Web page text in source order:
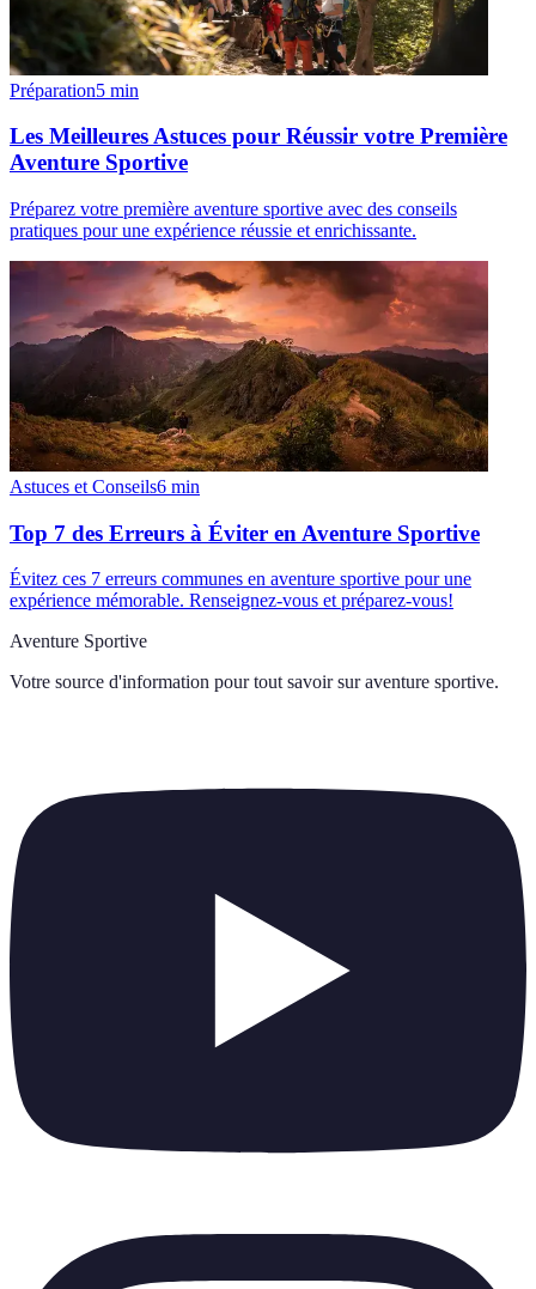
Préparation5 min
Les Meilleures Astuces pour Réussir votre Première
Aventure Sportive
Préparez votre première aventure sportive avec des conseils
pratiques pour une expérience réussie et enrichissante.
Astuces et Conseils6 min
Top 7 des Erreurs à Éviter en Aventure Sportive
Évitez ces 7 erreurs communes en aventure sportive pour une
expérience mémorable. Renseignez-vous et préparez-vous!
Aventure Sportive
Votre source d'information pour tout savoir sur aventure sportive.